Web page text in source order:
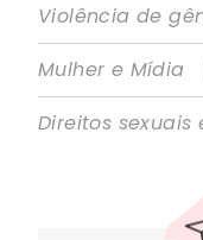
Violência de
Mulher e Mídia
Direitos sexuais